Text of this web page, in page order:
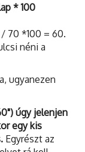
* 100
70 *100 = 60.
néni a
ugyanezen
úgy jelenjen
egy kis
Egyrészt az